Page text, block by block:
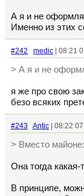
А я и не
Именно из этих
#242 medic | 08:21
> А я и не
я же про свою
безо всяких
#243 Antic | 08:22
> Вместо
Она тогда какая-
В принципе,